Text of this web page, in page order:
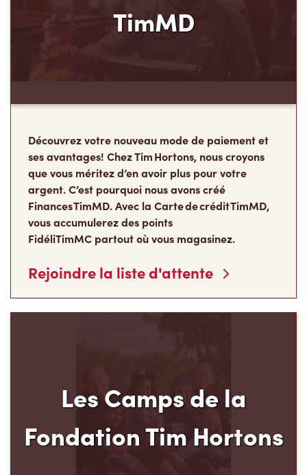
TimMD
Découvrez votre nouveau mode de paiement et
ses avantages! Chez Tim Hortons, nous croyons
que vous méritez d’en avoir plus pour votre
argent. C’est pourquoi nous avons créé
Finances TimMD. Avec la Carte de crédit TimMD,
vous accumulerez des points
FidéliTimMC partout où vous magasinez.
Rejoindre la liste d'attente
Les Camps de la
Fondation Tim Hortons